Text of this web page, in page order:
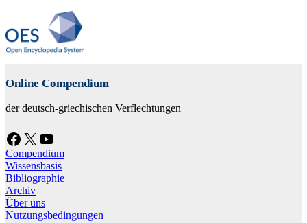
Online Compendium
der deutsch-griechischen Verflechtungen
Facebook X YouTube
Compendium
Wissensbasis
Bibliographie
Archiv
Über uns
Nutzungsbedingungen